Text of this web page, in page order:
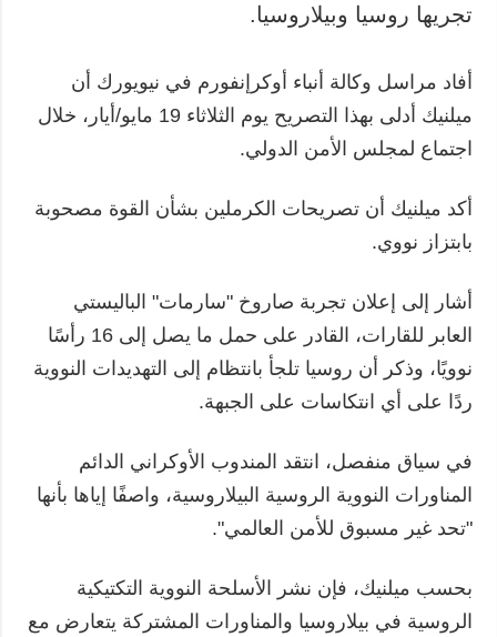
تجريها روسيا وبيلاروسيا.
أفاد مراسل وكالة أنباء أوكرإنفورم في نيويورك أن
ميلنيك أدلى بهذا التصريح يوم الثلاثاء 19 مايو/أيار، خلال
اجتماع لمجلس الأمن الدولي.
أكد ميلنيك أن تصريحات الكرملين بشأن القوة مصحوبة
بابتزاز نووي.
أشار إلى إعلان تجربة صاروخ "سارمات" الباليستي
العابر للقارات، القادر على حمل ما يصل إلى 16 رأسًا
نوويًا، وذكر أن روسيا تلجأ بانتظام إلى التهديدات النووية
ردًا على أي انتكاسات على الجبهة.
في سياق منفصل، انتقد المندوب الأوكراني الدائم
المناورات النووية الروسية البيلاروسية، واصفًا إياها بأنها
"تحد غير مسبوق للأمن العالمي".
بحسب ميلنيك، فإن نشر الأسلحة النووية التكتيكية
الروسية في بيلاروسيا والمناورات المشتركة يتعارض مع